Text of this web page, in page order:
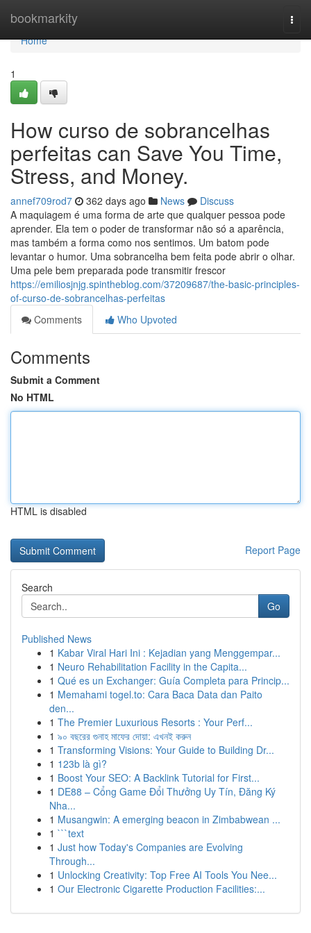
bookmarkity
Home
Home
1
How curso de sobrancelhas
perfeitas can Save You Time,
Stress, and Money.
annef709rod7 362 days ago News
Discuss
A maquiagem é uma forma de arte que qualquer pessoa pode
aprender. Ela tem o poder de transformar não só a aparência,
mas também a forma como nos sentimos. Um batom pode
levantar o humor. Uma sobrancelha bem feita pode abrir o olhar.
Uma pele bem preparada pode transmitir frescor
https://emiliosjnjg.spintheblog.com/37209687/the-basic-principles-
of-curso-de-sobrancelhas-perfeitas
Comments
Who Upvoted
Comments
Submit a Comment
No HTML
HTML is disabled
Report Page
Search
Go
Published News
1 Kabar Viral Hari Ini : Kejadian yang Menggempar...
1 Neuro Rehabilitation Facility in the Capita...
1 Qué es un Exchanger: Guía Completa para Princip...
1 Memahami togel.to: Cara Baca Data dan Paito
den...
1 The Premier Luxurious Resorts : Your Perf...
1 ৯০ বছরের গুনাহ মাফের দোয়া: এখনই করুন
1 Transforming Visions: Your Guide to Building Dr...
1 123b là gì?
1 Boost Your SEO: A Backlink Tutorial for First...
1 DE88 – Cổng Game Đổi Thưởng Uy Tín, Đăng Ký
Nha...
1 Musangwin: A emerging beacon in Zimbabwean ...
1 ```text
1 Just how Today's Companies are Evolving
Through...
1 Unlocking Creativity: Top Free AI Tools You Nee...
1 Our Electronic Cigarette Production Facilities:...